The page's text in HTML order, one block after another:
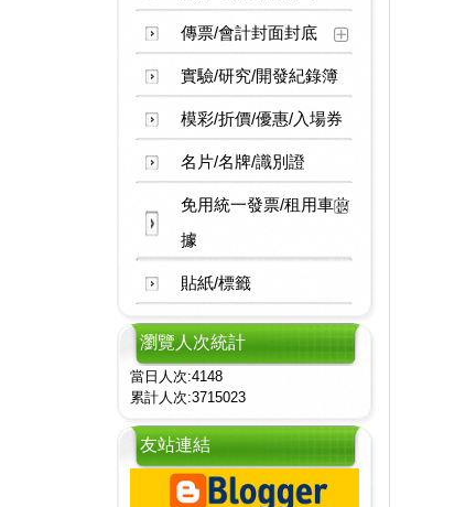
傳票/會計封面封底
實驗/研究/開發紀錄簿
模彩/折價/優惠/入場券
名片/名牌/識別證
免用統一發票/租用車收
據
貼紙/標籤
瀏覽人次統計
當日人次:4148
累計人次:3715023
友站連結